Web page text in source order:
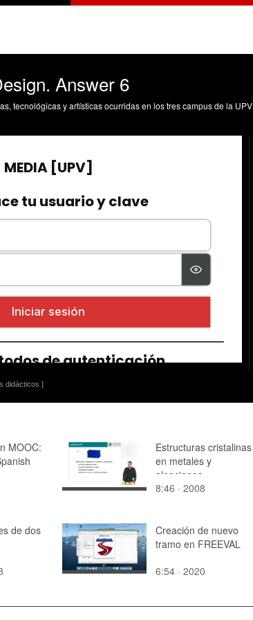
Answer 6
tecnológicas y artísticas ocurridas en los tres campus de la UPV
didácticos ]
MOOC:
Estructuras cristalinas
en metales y
aleaciones
8:46 · 2008
de dos
Creación de nuevo
tramo en FREEVAL
6:54 · 2020